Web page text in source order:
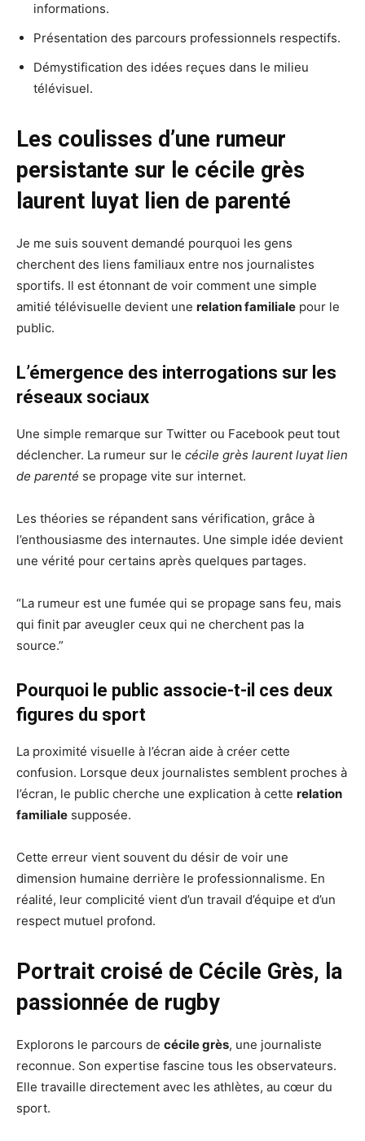
informations.
Présentation des parcours professionnels respectifs.
Démystification des idées reçues dans le milieu
télévisuel.
Les coulisses d’une rumeur
persistante sur le cécile grès
laurent luyat lien de parenté
Je me suis souvent demandé pourquoi les gens
cherchent des liens familiaux entre nos journalistes
sportifs. Il est étonnant de voir comment une simple
amitié télévisuelle devient une relation familiale pour le
public.
L’émergence des interrogations sur les
réseaux sociaux
Une simple remarque sur Twitter ou Facebook peut tout
déclencher. La rumeur sur le cécile grès laurent luyat lien
de parenté se propage vite sur internet.
Les théories se répandent sans vérification, grâce à
l’enthousiasme des internautes. Une simple idée devient
une vérité pour certains après quelques partages.
“La rumeur est une fumée qui se propage sans feu, mais
qui finit par aveugler ceux qui ne cherchent pas la
source.”
Pourquoi le public associe-t-il ces deux
figures du sport
La proximité visuelle à l’écran aide à créer cette
confusion. Lorsque deux journalistes semblent proches à
l’écran, le public cherche une explication à cette relation
familiale supposée.
Cette erreur vient souvent du désir de voir une
dimension humaine derrière le professionnalisme. En
réalité, leur complicité vient d’un travail d’équipe et d’un
respect mutuel profond.
Portrait croisé de Cécile Grès, la
passionnée de rugby
Explorons le parcours de cécile grès, une journaliste
reconnue. Son expertise fascine tous les observateurs.
Elle travaille directement avec les athlètes, au cœur du
sport.